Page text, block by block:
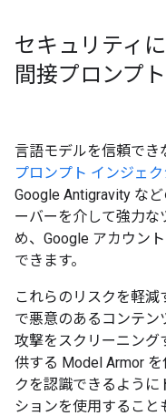
セキュリティ
間接プロンプ
言語モデルを信頼でき
プロンプト インジェ
Google Antigravity な
ーバーを介して強力な
め、Google アカウン
できます。
これらのリスクを軽
で悪意のあるコンテン
攻撃をスクリーニング
供する Model Armor
クを認識できるよう
ションを使用すること